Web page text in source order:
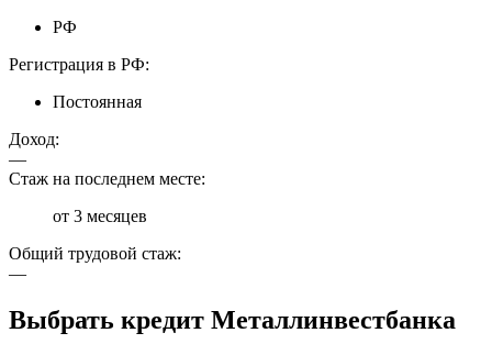
РФ
Регистрация в РФ:
Постоянная
Доход:
—
Стаж на последнем месте:
от 3 месяцев
Общий трудовой стаж:
—
Выбрать кредит Металлинвестбанка